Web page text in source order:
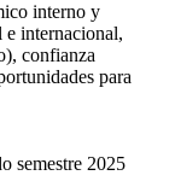
interno y
e internacional,
confianza
para
semestre 2025